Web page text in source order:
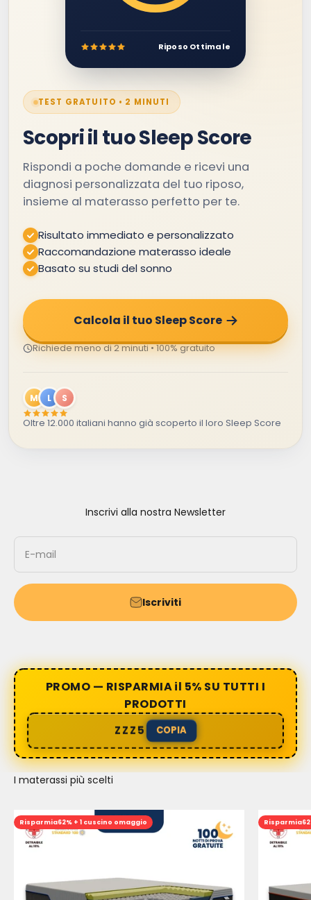
TEST GRATUITO • 2 MINUTI
Scopri il tuo Sleep Score
Rispondi a poche domande e ricevi una
diagnosi personalizzata del tuo riposo,
insieme al materasso perfetto per te.
Risultato immediato e personalizzato
Raccomandazione materasso ideale
Basato su studi del sonno
Calcola il tuo Sleep Score
Richiede meno di 2 minuti • 100% gratuito
M L S
Oltre 12.000 italiani hanno già scoperto il loro Sleep Score
Riposo Ottimale
Inscrivi alla nostra Newsletter
E-mail
Iscriviti
PROMO — RISPARMIA il 5% SU TUTTI I
PRODOTTI
ZZZ5 COPIA
I materassi più scelti
Risparmia62% + 1 cuscino omaggio Risparmia